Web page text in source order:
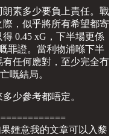
素多少要負上責任。戰
，似乎將所有希望都寄
0.45 xG，下半場更係
罪證。當利物浦喺下半
任何應對，至少完全冇
嘅結局。
少參考都唔定。
果鍾意我的文章可以入黎